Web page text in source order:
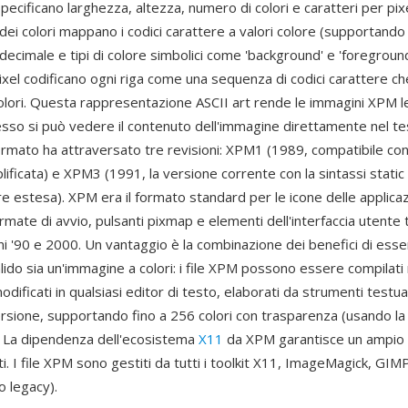
larghezza, altezza, numero di colori e caratteri per
colori mappano i codici carattere a valori colore
e tipi di colore simbolici come 'background' e
codificano ogni riga come una sequenza di codici carattere
Questa rappresentazione ASCII art rende le immagini XPM
si può vedere il contenuto dell'immagine direttamente nel
ha attraversato tre revisioni: XPM1 (1989, compatibile
e XPM3 (1991, la versione corrente con la sintassi static
estesa). XPM era il formato standard per le icone delle
di avvio, pulsanti pixmap e elementi dell'interfaccia utente
'90 e 2000. Un vantaggio è la combinazione dei benefici di
sia un'immagine a colori: i file XPM possono essere compilati
in qualsiasi editor di testo, elaborati da strumenti
supportando fino a 256 colori con trasparenza (usando la
dipendenza dell'ecosistema X11 da XPM garantisce un
I file XPM sono gestiti da tutti i toolkit X11, ImageMagick,
legacy).